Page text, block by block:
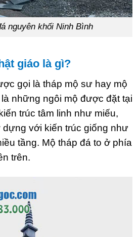
nguyên khối Ninh Bình
giáo là gì?
gọi là tháp mộ sư hay mộ
những ngôi mộ được đặt tại
trúc tâm linh như miếu,
với kiến trúc giống như
tầng. Mộ tháp đá to ở phía
trên.